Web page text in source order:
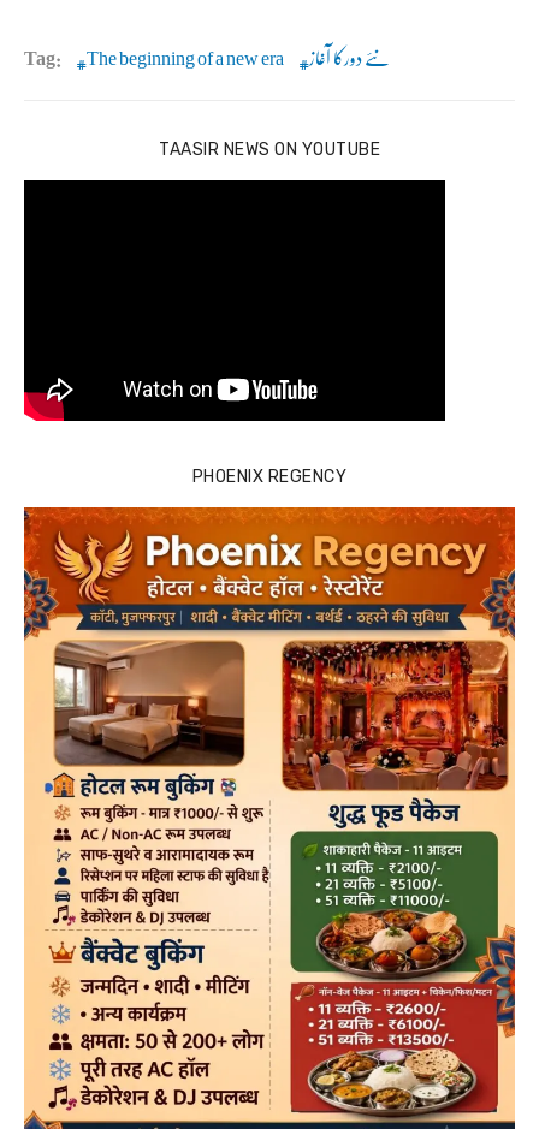
Tag: The beginning of a new era نئے دورکا آغاز
TAASIR NEWS ON YOUTUBE
PHOENIX REGENCY